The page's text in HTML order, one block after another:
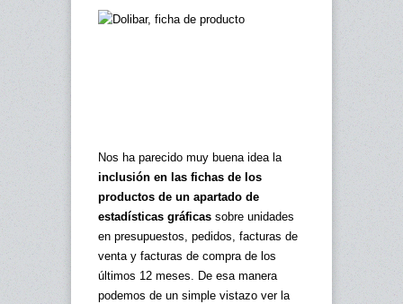
Nos ha parecido muy buena idea la
inclusión en las fichas de los
productos de un apartado de
estadísticas gráficas sobre unidades
en presupuestos, pedidos, facturas de
venta y facturas de compra de los
últimos 12 meses. De esa manera
podemos de un simple vistazo ver la